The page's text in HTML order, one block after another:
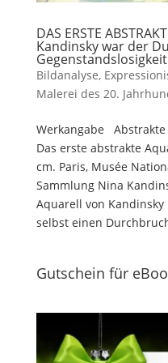
DAS ERSTE
Kandinsky war der
Gegenstandslosigkeit
Bildanalyse,
Malerei des 20.
Werkangabe Abstrakte
Das erste abstrakte
cm. Paris, Musée
Sammlung Nina
Aquarell von
selbst einen
Gutschein für